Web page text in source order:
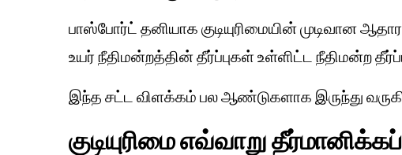
பாஸ்போர்ட் தனியாக குடியுரிமையின் முடிவான
உயர் நீதிமன்றத்தின் தீர்ப்புகள் உள்ளிட்ட நீதிமன்ற
இந்த சட்ட விளக்கம் பல ஆண்டுகளாக இருந்து
குடியுரிமை எவ்வாறு